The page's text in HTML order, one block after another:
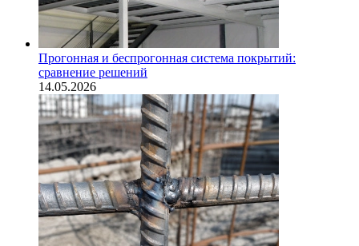
Прогонная и беспрогонная система покрытий:
сравнение решений
14.05.2026